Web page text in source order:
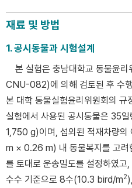
재료 및 방법
1. 공시동물과 시험설계
본 실험은 충남대학교 동물윤
CNU-082)에 의해 검토된 후 수
본 대학 동물실험윤리위원회의 규
실험에서 사용된 공시동물은 35
1,750 g)이며, 섭외된 적재차량
m × 0.26 m) 내 동물복지를 고
를 토대로 운송밀도를 설정하였고
수수 기준으로 8수(10.3 bird/m2